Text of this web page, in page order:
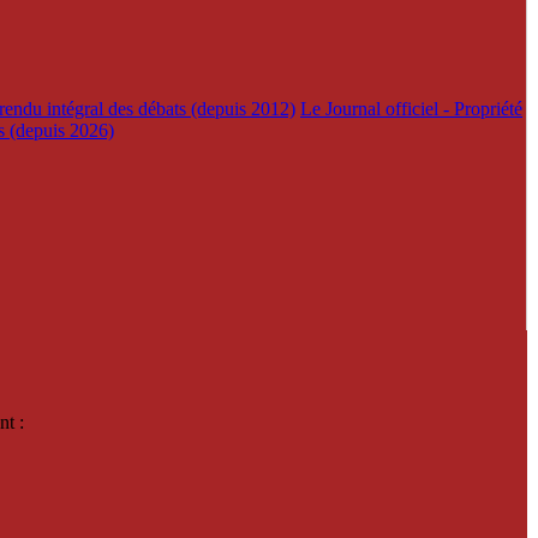
intégral des débats (depuis 2012) Le Journal officiel - Propriété
(depuis 2026)
: